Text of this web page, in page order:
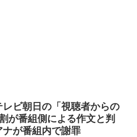
ビ朝日の「視聴者からの
が番組側による作文と判
が番組内で謝罪